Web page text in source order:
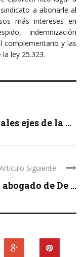
a abonarle al
más intereses en
indemnización
complementario y las
ley 25.323.
ejes de la ...
Articulo Siguiente
de De ...